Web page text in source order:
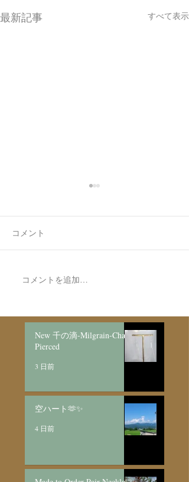
最新記事 すべて表示
7月最後の日録
コメント
コメントを追加…
New 千の滴-Milgrain-Chain
Pierced
3 日前
空ハート🫶✨
4 日前